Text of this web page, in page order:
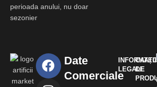
perioada anului, nu doar
sezonier
Date
Comerciale
INFORMAȚII
LEGALE
DE